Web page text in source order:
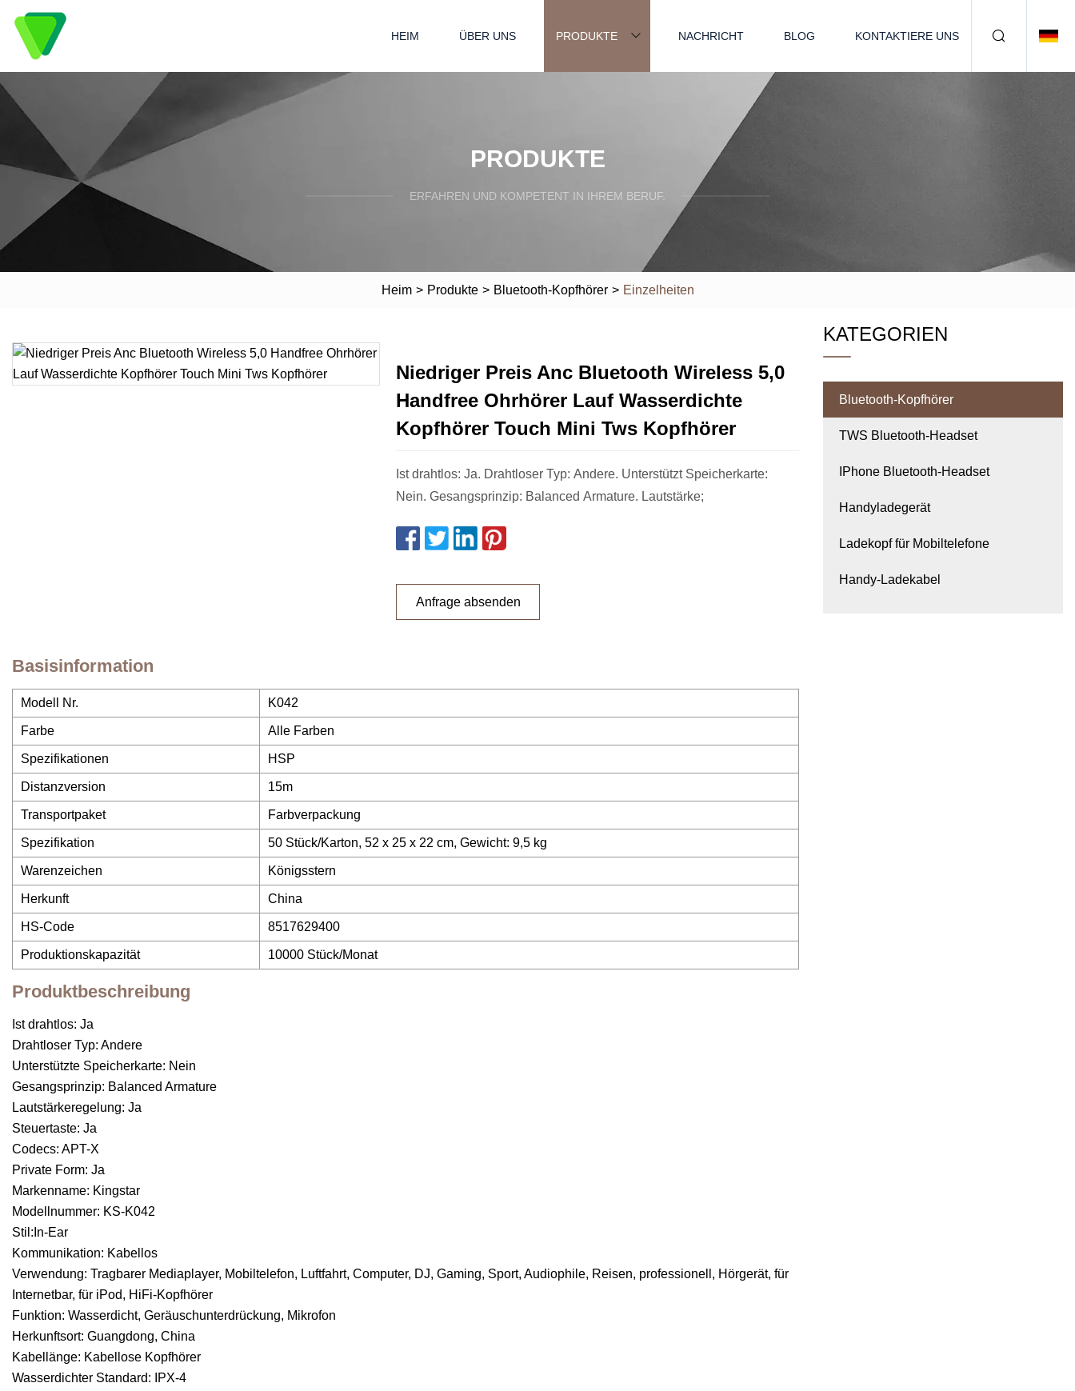
HEIM ÜBER UNS PRODUKTE NACHRICHT BLOG KONTAKTIERE UNS
PRODUKTE
ERFAHREN UND KOMPETENT IN IHREM BERUF.
Heim > Produkte > Bluetooth-Kopfhörer > Einzelheiten
Niedriger Preis Anc Bluetooth Wireless 5,0
Handfree Ohrhörer Lauf Wasserdichte
Kopfhörer Touch Mini Tws Kopfhörer
Ist drahtlos: Ja. Drahtloser Typ: Andere. Unterstützt Speicherkarte:
Nein. Gesangsprinzip: Balanced Armature. Lautstärke;
Anfrage absenden
Basisinformation
Modell Nr. K042
Farbe Alle Farben
Spezifikationen HSP
Distanzversion 15m
Transportpaket Farbverpackung
Spezifikation 50 Stück/Karton, 52 x 25 x 22 cm, Gewicht: 9,5 kg
Warenzeichen Königsstern
Herkunft China
HS-Code 8517629400
Produktionskapazität 10000 Stück/Monat
Produktbeschreibung
Ist drahtlos: Ja
Drahtloser Typ: Andere
Unterstützte Speicherkarte: Nein
Gesangsprinzip: Balanced Armature
Lautstärkeregelung: Ja
Steuertaste: Ja
Codecs: APT-X
Private Form: Ja
Markenname: Kingstar
Modellnummer: KS-K042
Stil:In-Ear
Kommunikation: Kabellos
Verwendung: Tragbarer Mediaplayer, Mobiltelefon, Luftfahrt, Computer, DJ, Gaming, Sport, Audiophile, Reisen, professionell, Hörgerät, für
Internetbar, für iPod, HiFi-Kopfhörer
Funktion: Wasserdicht, Geräuschunterdrückung, Mikrofon
Herkunftsort: Guangdong, China
Kabellänge: Kabellose Kopfhörer
Wasserdichter Standard: IPX-4
KATEGORIEN
Bluetooth-Kopfhörer
TWS Bluetooth-Headset
IPhone Bluetooth-Headset
Handyladegerät
Ladekopf für Mobiltelefone
Handy-Ladekabel